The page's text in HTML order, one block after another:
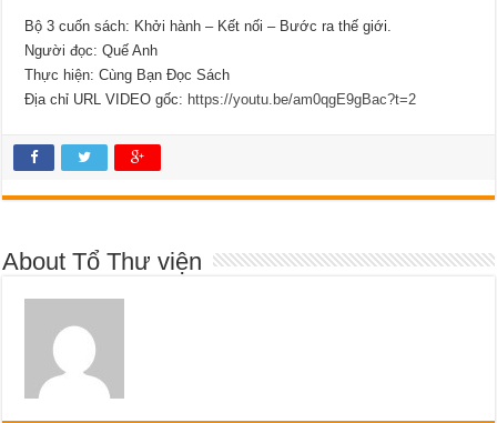
Bộ 3 cuốn sách: Khởi hành – Kết nối – Bước ra thế giới.
Người đọc: Quế Anh
Thực hiện: Cùng Bạn Đọc Sách
Địa chỉ URL VIDEO gốc: https://youtu.be/am0qgE9gBac?t=2
About Tổ Thư viện